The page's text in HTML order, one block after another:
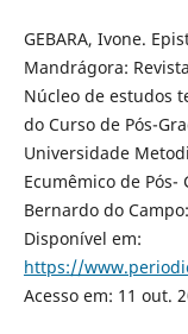
GEBARA, Ivone.
Mandrágora:
Núcleo de estudos
do Curso de Pós-
Universidade
Ecumêmico de Pós-
Bernardo do
Disponível em:
https://
Acesso em: 11 out.